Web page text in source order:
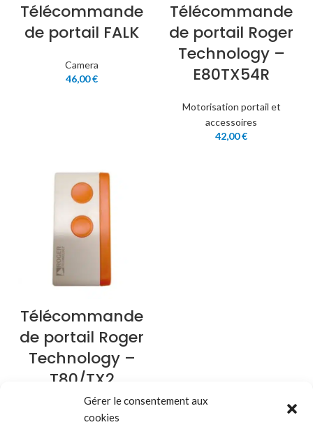
Gérer le consentement aux
cookies
Télécommande
de portail FALK
Camera
46,00€
Télécommande
de portail Roger
Technology –
E80TX54R
Motorisation portail et
accessoires
42,00€
Télécommande
de portail Roger
Technology –
T80/TX2
Motorisation portail et